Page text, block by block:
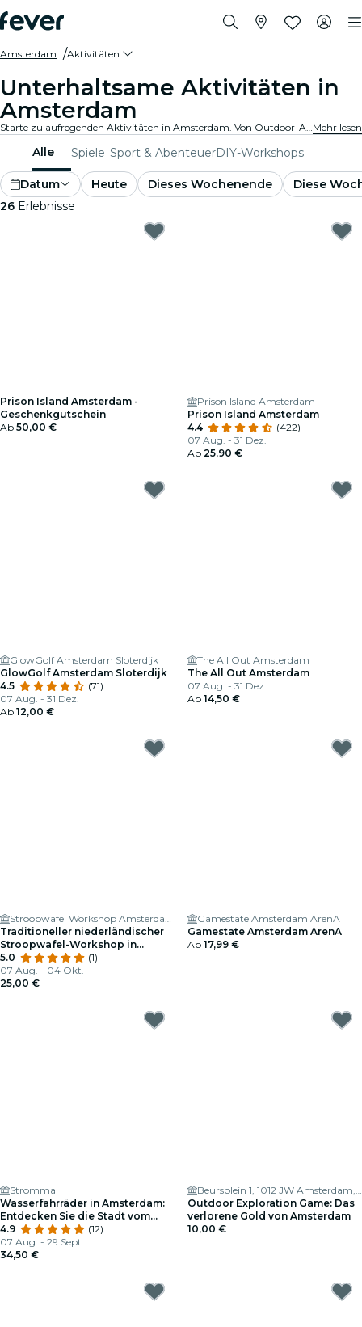
Amsterdam Aktivitäten
Unterhaltsame Aktivitäten in
Amsterdam
Starte zu aufregenden Aktivitäten in Amsterdam. Von Outdoor-Abenteuern bis hin zu kulturellen Erlebnissen - entdecke die besten Möglichkeiten, deine Zeit bestmöglich zu verbringen.Mehr lesen
Alle Spiele Sport & AbenteuerDIY-Workshops
Datum Heute Dieses Wochenende
Diese
26 Erlebnisse
Prison Island Amsterdam -
Geschenkgutschein
Ab 50,00 €
Prison Island Amsterdam
Prison Island Amsterdam
4.4
(422)
07 Aug. - 31 Dez.
Ab 25,90 €
GlowGolf Amsterdam Sloterdijk
GlowGolf Amsterdam Sloterdijk
4.5
(71)
07 Aug. - 31 Dez.
Ab 12,00 €
The All Out Amsterdam
The All Out Amsterdam
07 Aug. - 31 Dez.
Ab 14,50 €
Stroopwafel Workshop Amsterdam
Traditioneller niederländischer
Stroopwafel-Workshop in
Amsterdam
5.0
(1)
07 Aug. - 04 Okt.
25,00 €
Gamestate Amsterdam ArenA
Gamestate Amsterdam ArenA
Ab 17,99 €
Stromma
Wasserfahrräder in Amsterdam:
Entdecken Sie die Stadt vom
Wasser aus
4.9
(12)
07 Aug. - 29 Sept.
34,50 €
Beursplein 1, 1012 JW Amsterdam, Netherlands
Outdoor Exploration Game: Das
verlorene Gold von Amsterdam
10,00 €